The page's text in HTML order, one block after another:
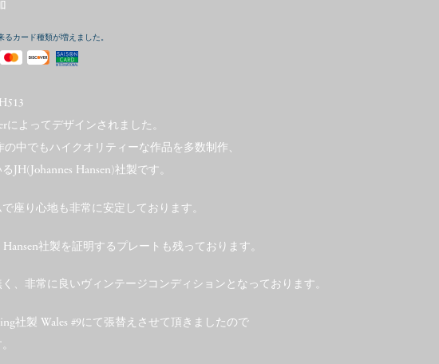
るカード種類が増えました。
によってデザインされました。
中でもハイクオリティーな作品を多数制作、
JH(Johannes Hansen)社製です。
座り心地も非常に安定しております。
Hansen社製を証明するプレートも残っております。
、非常に良いヴィンテージコンディションとなっております。
社製 Wales #9にて張替えさせて頂きましたので